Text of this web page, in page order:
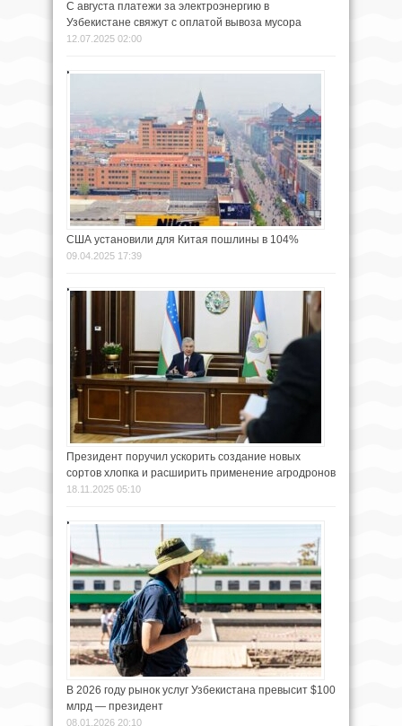
С августа платежи за электроэнергию в
Узбекистане свяжут с оплатой вывоза мусора
12.07.2025 02:00
США установили для Китая пошлины в 104%
09.04.2025 17:39
Президент поручил ускорить создание новых
сортов хлопка и расширить применение агродронов
18.11.2025 05:10
В 2026 году рынок услуг Узбекистана превысит $100
млрд — президент
08.01.2026 20:10